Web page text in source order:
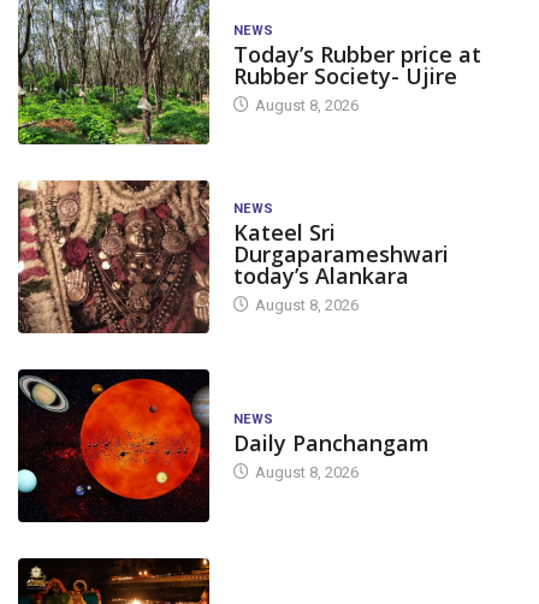
NEWS
Today’s Rubber price at
Rubber Society- Ujire
August 8, 2026
NEWS
Kateel Sri
Durgaparameshwari
today’s Alankara
August 8, 2026
NEWS
Daily Panchangam
August 8, 2026